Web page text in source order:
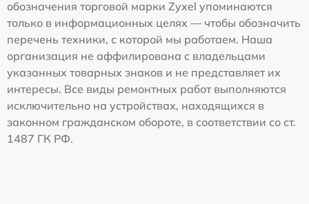
обозначения торговой марки Zyxel упоминаются
только в информационных целях — чтобы обозначить
перечень техники, с которой мы работаем. Наша
организация не аффилирована с владельцами
указанных товарных знаков и не представляет их
интересы. Все виды ремонтных работ выполняются
исключительно на устройствах, находящихся в
законном гражданском обороте, в соответствии со ст.
1487 ГК РФ.